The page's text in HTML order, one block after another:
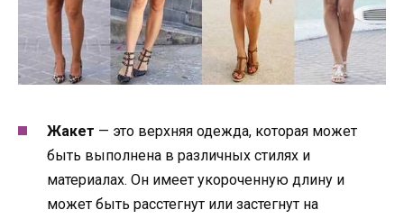
Жакет — это верхняя одежда, которая может
быть выполнена в различных стилях и
материалах. Он имеет укороченную длину и
может быть расстегнут или застегнут на